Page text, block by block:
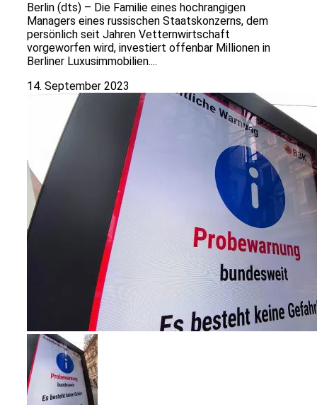
Berlin (dts) – Die Familie eines hochrangigen
Managers eines russischen Staatskonzerns, dem
persönlich seit Jahren Vetternwirtschaft
vorgeworfen wird, investiert offenbar Millionen in
Berliner Luxusimmobilien....
14. September 2023